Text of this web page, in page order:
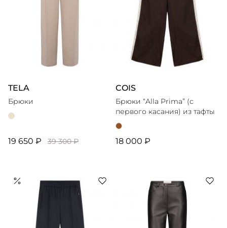
TELA
Брюки
19 650 ₽ 39 300 ₽
COIS
Брюки “Alla Prima” (с
первого касания) из тафты
18 000 ₽